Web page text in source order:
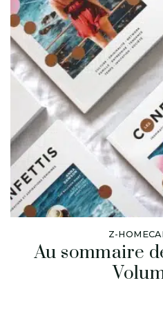
Z-
Au sommaire